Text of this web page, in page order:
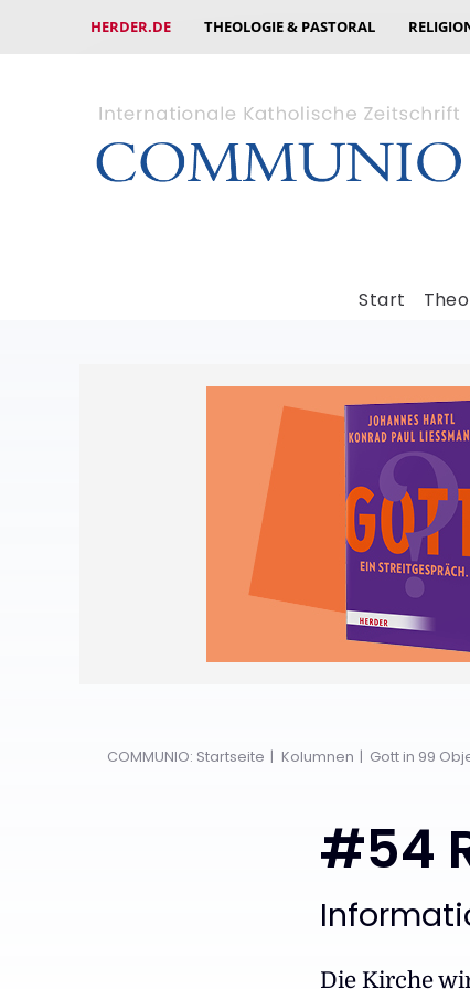
HERDER.DE THEOLOGIE & PASTORAL
Start
COMMUNIO: Startseite Kolumnen Gott in 99
#54
:
Die Kirche